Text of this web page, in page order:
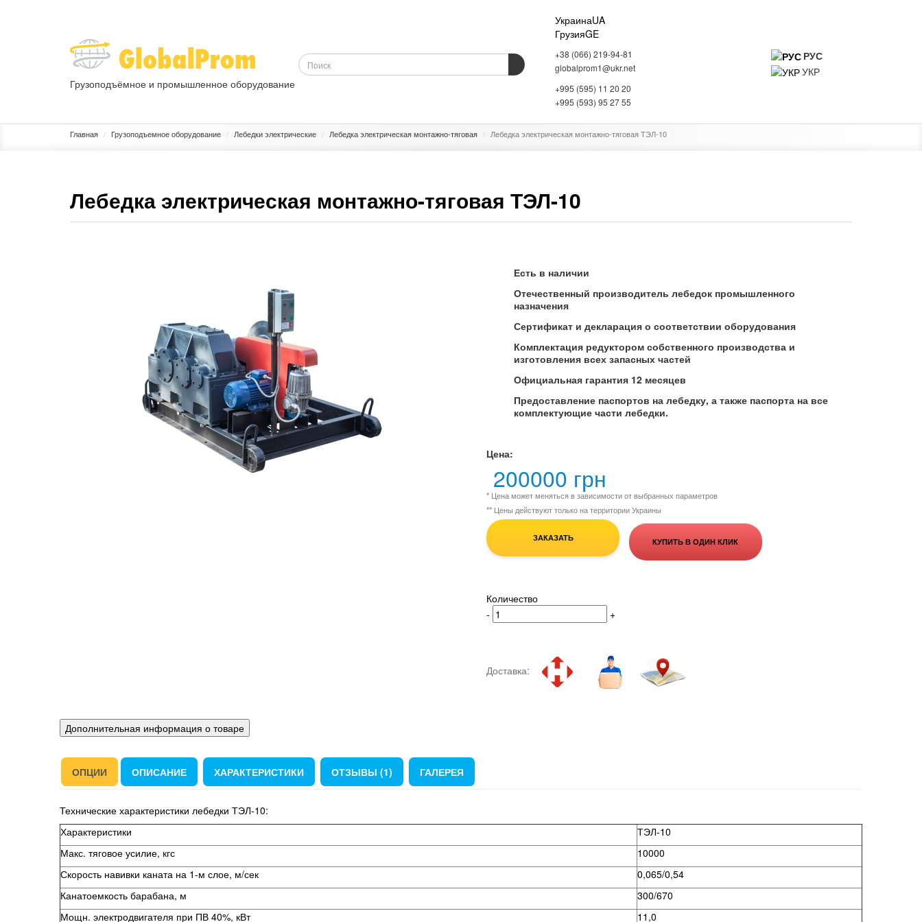
Грузоподъёмное и промышленное оборудование
УкраинаUA
ГрузияGE
+38 (066) 219-94-81
globalprom1@ukr.net
+995 (595) 11 20 20
+995 (593) 95 27 55
РУС
УКР
СКЛАДСКОЕ ОБОРУДОВАНИЕ ИНФОРМАЦИЯ О КОМПАНИИ
Главная Грузоподъемное оборудование Лебедки электрические Лебедка электрическая монтажно-тяговая Лебедка электрическая монтажно-тяговая ТЭЛ-10
Лебедка электрическая монтажно-тяговая ТЭЛ-10
Есть в наличии
Отечественный производитель лебедок промышленного
назначения
Сертификат и декларация о соответствии оборудования
Комплектация редуктором собственного производства и
изготовления всех запасных частей
Официальная гарантия 12 месяцев
Предоставление паспортов на лебедку, а также паспорта на все
комплектующие части лебедки.
Цена:
200000 грн
* Цена может меняться в зависимости от выбранных параметров
** Цены действуют только на территории Украины
ЗАКАЗАТЬ КУПИТЬ В ОДИН КЛИК
Количество
-
+
Доставка:
Дополнительная информация о товаре
ОПЦИИ ОПИСАНИЕ ХАРАКТЕРИСТИКИ ОТЗЫВЫ (1) ГАЛЕРЕЯ
Технические характеристики лебедки ТЭЛ-10:
Характеристики
ТЭЛ-10
Макс. тяговое усилие, кгс
10000
Скорость навивки каната на 1-м слое, м/сек
0,065/0,54
Канатоемкость барабана, м
300/670
Мощн. электродвигателя при ПВ 40%, кВт
11,0